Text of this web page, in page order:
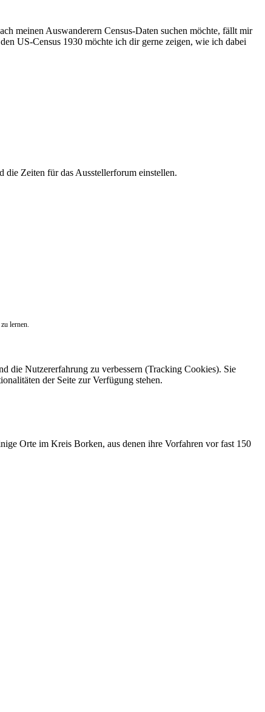
meinen Auswanderern Census-Daten suchen möchte, fällt mir
US-Census 1930 möchte ich dir gerne zeigen, wie ich dabei
Zeiten für das Ausstellerforum einstellen.
lernen.
Orte im Kreis Borken, aus denen ihre Vorfahren vor fast 150
die Nutzererfahrung zu verbessern (Tracking Cookies). Sie
der Seite zur Verfügung stehen.